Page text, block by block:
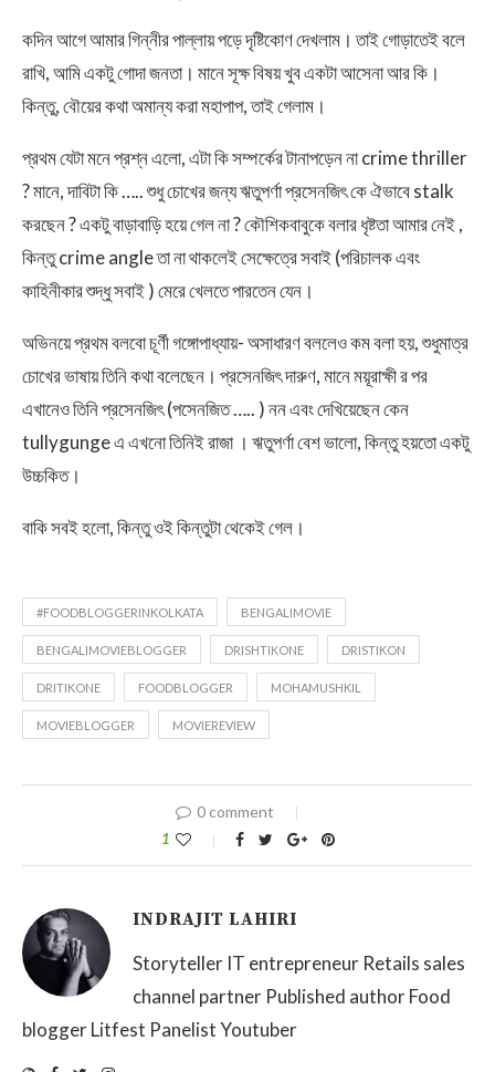
কদিন আগে আমার গিন্নীর পাল্লায় পড়ে দৃষ্টিকোণ দেখলাম। তাই গোড়াতেই বলে
রাখি, আমি একটু গোদা জনতা। মানে সূক্ষ বিষয় খুব একটা আসেনা আর কি।
কিন্তু, বৌয়ের কথা অমান্য করা মহাপাপ, তাই গেলাম।
প্রথম যেটা মনে প্রশ্ন এলো, এটা কি সম্পর্কের টানাপড়েন না crime thriller
? মানে, দাবিটা কি ….. শুধু চোখের জন্য ঋতুপর্ণা প্রসেনজিৎ কে ঐভাবে stalk
করছেন ? একটু বাড়াবাড়ি হয়ে গেল না ? কৌশিকবাবুকে বলার ধৃষ্টতা আমার নেই ,
কিন্তু crime angle তা না থাকলেই সেক্ষেত্রে সবাই (পরিচালক এবং
কাহিনীকার শুদ্ধু সবাই ) মেরে খেলতে পারতেন যেন।
অভিনয়ে প্রথম বলবো চূর্ণী গঙ্গোপাধ্যায়- অসাধারণ বললেও কম বলা হয়, শুধুমাত্র
চোখের ভাষায় তিনি কথা বলেছেন। প্রসেনজিৎ দারুণ, মানে ময়ূরাক্ষী র পর
এখানেও তিনি প্রসেনজিৎ (পসেনজিত ….. ) নন এবং দেখিয়েছেন কেন
tullygunge এ এখনো তিনিই রাজা । ঋতুপর্ণা বেশ ভালো, কিন্তু হয়তো একটু
উচ্চকিত।
বাকি সবই হলো, কিন্তু ওই কিন্তুটা থেকেই গেল।
#FOODBLOGGERINKOLKATA BENGALIMOVIE
BENGALIMOVIEBLOGGER DRISHTIKONE DRISTIKON
DRITIKONE FOODBLOGGER MOHAMUSHKIL
MOVIEBLOGGER MOVIEREVIEW
0 comment
1
INDRAJIT LAHIRI
Storyteller IT entrepreneur Retails sales
channel partner Published author Food
blogger Litfest Panelist Youtuber